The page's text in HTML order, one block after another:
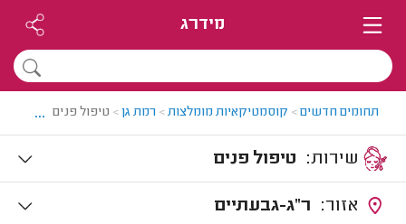
מידרג
תחומים חדשים> קוסמטיקאיות מומלצות> רמת גן> טיפול פנים ברמת גן
...
טיפול פנים
ר"ג-גבעתיים